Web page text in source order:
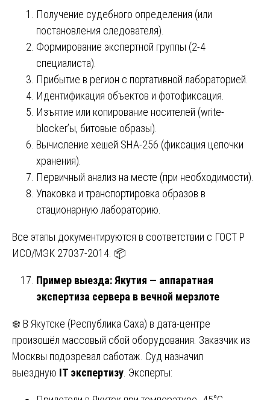
Получение судебного определения (или
постановления следователя).
Формирование экспертной группы (2-4
специалиста).
Прибытие в регион с портативной лабораторией.
Идентификация объектов и фотофиксация.
Изъятие или копирование носителей (write-
blocker’ы, битовые образы).
Вычисление хешей SHA-256 (фиксация цепочки
хранения).
Первичный анализ на месте (при необходимости).
Упаковка и транспортировка образов в
стационарную лабораторию.
Все этапы документируются в соответствии с ГОСТ Р
ИСО/МЭК 27037-2014. 📦
Пример выезда: Якутия — аппаратная
экспертиза сервера в вечной мерзлоте
❄️ В Якутске (Республика Саха) в дата-центре
произошёл массовый сбой оборудования. Заказчик из
Москвы подозревал саботаж. Суд назначил
выездную IT экспертизу . Эксперты: